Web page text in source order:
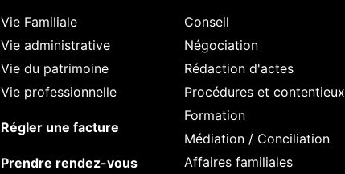
Vie Familiale
Vie administrative
Vie du patrimoine
Vie professionnelle
Régler une facture
Prendre rendez-vous
Conseil
Négociation
Rédaction d'actes
Procédures et contentieux
Formation
Médiation / Conciliation
Affaires familiales